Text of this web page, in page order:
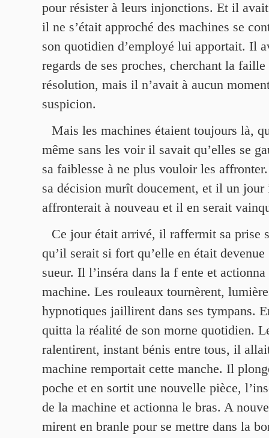
pour résister à leurs injonctions. Et il
il ne s’était approché des machines se
son quotidien d’employé lui apportait. Il
regards de ses proches, cherchant la faille
résolution, mais il n’avait à aucun
suspicion.
Mais les machines étaient toujours là,
même sans les voir il savait qu’elles se
sa faiblesse à ne plus vouloir les
sa décision murît doucement, et il un
affronterait à nouveau et il en serait
Ce jour était arrivé, il raffermit sa prise
qu’il serait si fort qu’elle en était devenue
sueur. Il l’inséra dans la f ente et
machine. Les rouleaux tournèrent,
hypnotiques jaillirent dans ses tympans.
quitta la réalité de son morne quotidien.
ralentirent, instant bénis entre tous, il
machine remportait cette manche. Il
poche et en sortit une nouvelle pièce,
de la machine et actionna le bras. A
mirent en branle pour se mettre dans la